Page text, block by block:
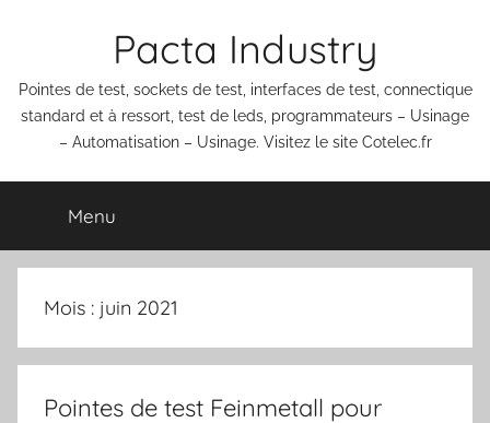
Pacta Industry
Pointes de test, sockets de test, interfaces de test, connectique
standard et à ressort, test de leds, programmateurs – Usinage
– Automatisation – Usinage. Visitez le site Cotelec.fr
Menu
Mois : juin 2021
Pointes de test Feinmetall pour